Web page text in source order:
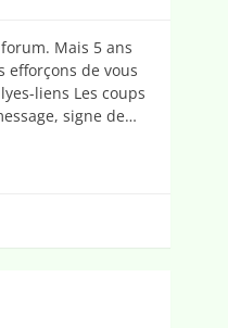
Mais 5 ans
efforçons de vous
liens Les coups
signe de…